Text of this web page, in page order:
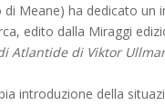
di Meane) ha dedicato un
edito dalla Miraggi
Atlantide di Viktor
introduzione della